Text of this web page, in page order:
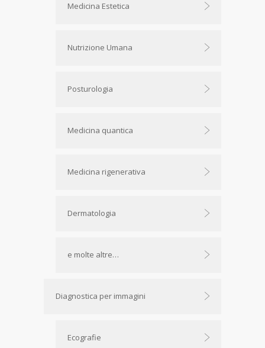
Medicina Estetica
Nutrizione Umana
Posturologia
Medicina quantica
Medicina rigenerativa
Dermatologia
e molte altre…
Diagnostica per immagini
Ecografie